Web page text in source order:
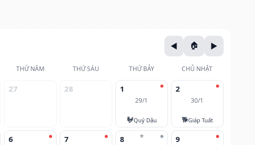
THỨ NĂM THỨ SÁU THỨ BẢY CHỦ NHẬT
27 28 1
29/1
🐓Quý Dậu
2
30/1
🐕Giáp Tuất
6 7 ⭐
8 9